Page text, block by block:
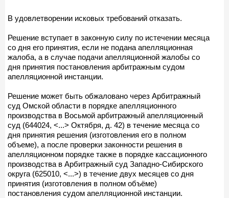
В удовлетворении исковых требований отказать.
Решение вступает в законную силу по истечении месяца
со дня его принятия, если не подана апелляционная
жалоба, а в случае подачи апелляционной жалобы со
дня принятия постановления арбитражным судом
апелляционной инстанции.
Решение может быть обжаловано через Арбитражный
суд Омской области в порядке апелляционного
производства в Восьмой арбитражный апелляционный
суд (644024, <...> Октября, д. 42) в течение месяца со
дня принятия решения (изготовления его в полном
объеме), а после проверки законности решения в
апелляционном порядке также в порядке кассационного
производства в Арбитражный суд Западно-Сибирского
округа (625010, <...>) в течение двух месяцев со дня
принятия (изготовления в полном объёме)
постановления судом апелляционной инстанции.